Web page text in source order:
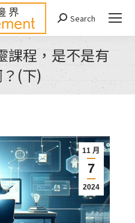
Search:
Search
課程，是不是有
(下)
You are here:
11 月
7
2024